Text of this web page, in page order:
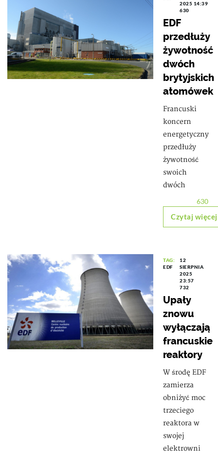
2025 14:39
630
EDF
przedłuży
żywotność
dwóch
brytyjskich
atomówek
Francuski
koncern
energetyczny
przedłuży
żywotność
swoich
dwóch
630
Czytaj więcej
TAG:
EDF
12
SIERPNIA
2025
23:57
732
Upały
znowu
wyłączają
francuskie
reaktory
W środę EDF
zamierza
obniżyć moc
trzeciego
reaktora w
swojej
elektrowni